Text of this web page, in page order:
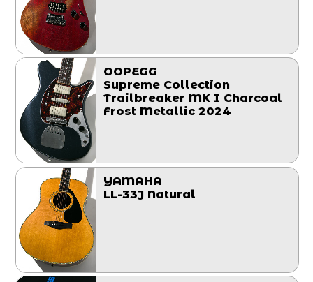
OOPEGG
Supreme Collection
Trailbreaker MK I Charcoal
Frost Metallic 2024
YAMAHA
LL-33J Natural